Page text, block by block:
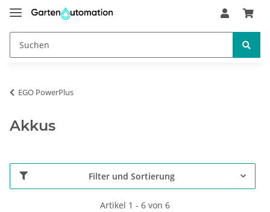
EGO PowerPlus
Akkus
Filter und Sortierung
Artikel 1 - 6 von 6